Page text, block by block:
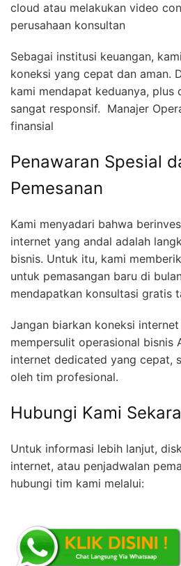
cloud atau melakukan video
perusahaan konsultan
Sebagai institusi keuangan,
koneksi yang cepat dan aman.
kami mendapat keduanya, plus
sangat responsif.  Manajer
finansial
Penawaran Spesial
Pemesanan
Kami menyadari bahwa
internet yang andal adalah
bisnis. Untuk itu, kami
untuk pemasangan baru di
mendapatkan konsultasi gratis
Jangan biarkan koneksi
mempersulit operasional bisnis
internet dedicated yang cepat,
oleh tim profesional.
Hubungi Kami
Untuk informasi lebih lanjut,
internet, atau penjadwalan
hubungi tim kami melalui: